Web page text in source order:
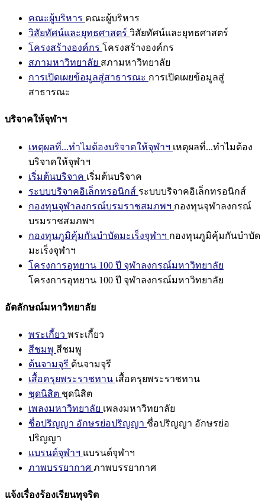
คณะผู้บริหาร คณะผู้บริหาร
วิสัยทัศน์และยุทธศาสตร์ วิสัยทัศน์และยุทธศาสตร์
โครงสร้างองค์กร โครงสร้างองค์กร
สภามหาวิทยาลัย สภามหาวิทยาลัย
การเปิดเผยข้อมูลสู่สาธารณะ การเปิดเผยข้อมูลสู่
สาธารณะ
บริจาคให้จุฬาฯ
เหตุผลที่...ทำไมต้องบริจาคให้จุฬาฯ เหตุผลที่...ทำไมต้อง
บริจาคให้จุฬาฯ
เริ่มต้นบริจาค เริ่มต้นบริจาค
ระบบบริจาคอิเล็กทรอนิกส์ ระบบบริจาคอิเล็กทรอนิกส์
กองทุนจุฬาลงกรณ์บรมราชสมภพฯ กองทุนจุฬาลงกรณ์
บรมราชสมภพฯ
กองทุนภูมิคุ้มกันบำบัดมะเร็งจุฬาฯ กองทุนภูมิคุ้มกันบำบัด
มะเร็งจุฬาฯ
โครงการอุทยาน 100 ปี จุฬาลงกรณ์มหาวิทยาลัย
โครงการอุทยาน 100 ปี จุฬาลงกรณ์มหาวิทยาลัย
อัตลักษณ์มหาวิทยาลัย
พระเกี้ยว พระเกี้ยว
สีชมพู สีชมพู
ต้นจามจุรี ต้นจามจุรี
เสื้อครุยพระราชทาน เสื้อครุยพระราชทาน
ชุดนิสิต ชุดนิสิต
เพลงมหาวิทยาลัย เพลงมหาวิทยาลัย
ชื่อปริญญา อักษรย่อปริญญา ชื่อปริญญา อักษรย่อ
ปริญญา
แบรนด์จุฬาฯ แบรนด์จุฬาฯ
ภาพบรรยากาศ ภาพบรรยากาศ
แจ้งเรื่องร้องเรียนทุจริต